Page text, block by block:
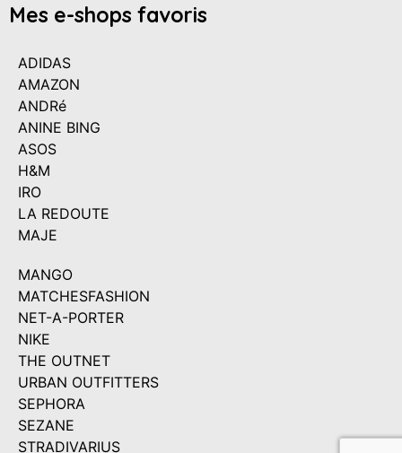
Mes e-shops favoris
ADIDAS
AMAZON
ANDRé
ANINE BING
ASOS
H&M
IRO
LA REDOUTE
MAJE
MANGO
MATCHESFASHION
NET-A-PORTER
NIKE
THE OUTNET
URBAN OUTFITTERS
SEPHORA
SEZANE
STRADIVARIUS